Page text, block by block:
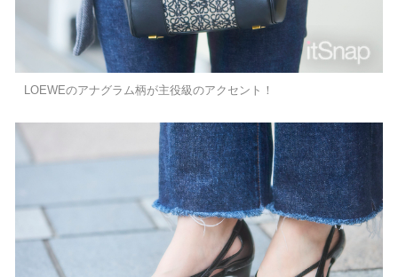
LOEWEのアナグラム柄が主役級のアクセント！